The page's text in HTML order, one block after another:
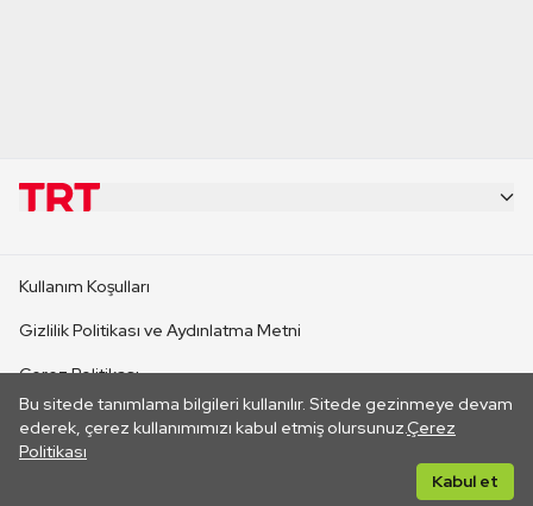
Bu sitede tanımlama bilgileri kullanılır. Sitede gezinmeye devam
ederek, çerez kullanımımızı kabul etmiş olursunuz.Çerez
Politikası
Kabul et
CANLI YAYINLAR
Kullanım Koşulları
Gizlilik Politikası ve Aydınlatma Metni
Çerez Politikası
İletişim
Her hakkı saklıdır. ©2026 TRT. Bağlantı yoluyla gidilen dış